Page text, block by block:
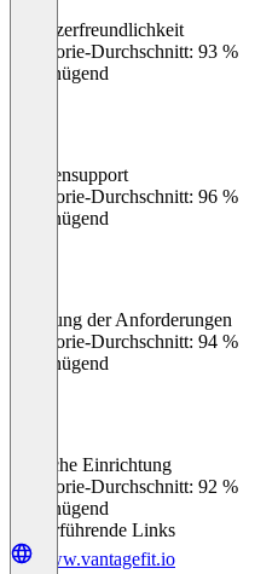
Benutzerfreundlichkeit
Kategorie-Durchschnitt: 93 %
Ungenügend
Kundensupport
Kategorie-Durchschnitt: 96 %
Ungenügend
Erfüllung der Anforderungen
Kategorie-Durchschnitt: 94 %
Ungenügend
Einfache Einrichtung
Kategorie-Durchschnitt: 92 %
Ungenügend
Weiterführende Links
www.vantagefit.io